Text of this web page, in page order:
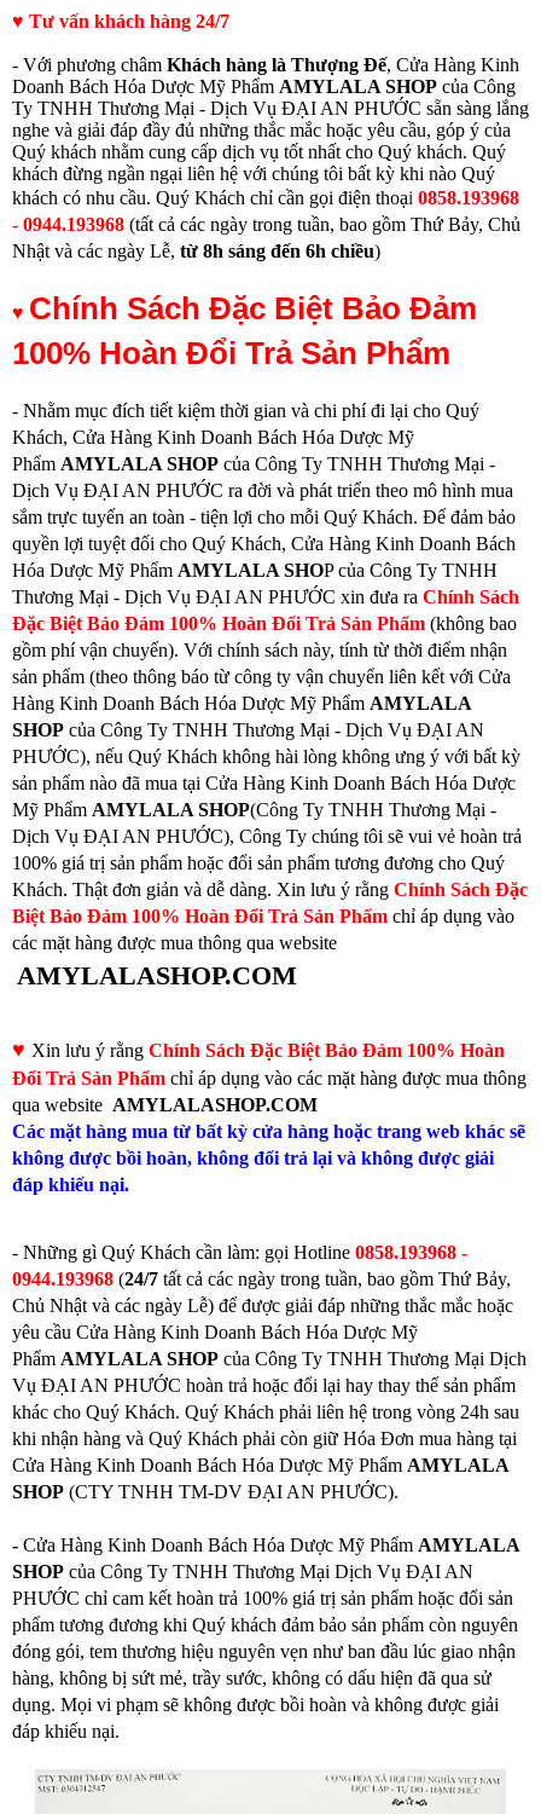
♥ Tư vấn khách hàng 24/7
- Với phương châm Khách hàng là Thượng Đế, Cửa Hàng Kinh
Doanh Bách Hóa Dược Mỹ Phẩm AMYLALA SHOP của Công
Ty TNHH Thương Mại - Dịch Vụ ĐẠI AN PHƯỚC sẵn sàng lắng
nghe và giải đáp đầy đủ những thắc mắc hoặc yêu cầu, góp ý của
Quý khách nhằm cung cấp dịch vụ tốt nhất cho Quý khách. Quý
khách đừng ngần ngại liên hệ với chúng tôi bất kỳ khi nào Quý
khách có nhu cầu. Quý Khách chỉ cần gọi điện thoại 0858.193968
- 0944.193968 (tất cả các ngày trong tuần, bao gồm Thứ Bảy, Chủ
Nhật và các ngày Lễ, từ 8h sáng đến 6h chiều)
♥ Chính Sách Đặc Biệt Bảo Đảm
100% Hoàn Đổi Trả Sản Phẩm
- Nhằm mục đích tiết kiệm thời gian và chi phí đi lại cho Quý
Khách, Cửa Hàng Kinh Doanh Bách Hóa Dược Mỹ
Phẩm AMYLALA SHOP của Công Ty TNHH Thương Mại -
Dịch Vụ ĐẠI AN PHƯỚC ra đời và phát triển theo mô hình mua
sắm trực tuyến an toàn - tiện lợi cho mỗi Quý Khách. Để đảm bảo
quyền lợi tuyệt đối cho Quý Khách, Cửa Hàng Kinh Doanh Bách
Hóa Dược Mỹ Phẩm AMYLALA SHOP của Công Ty TNHH
Thương Mại - Dịch Vụ ĐẠI AN PHƯỚC xin đưa ra Chính Sách
Đặc Biệt Bảo Đảm 100% Hoàn Đổi Trả Sản Phẩm (không bao
gồm phí vận chuyển). Với chính sách này, tính từ thời điểm nhận
sản phẩm (theo thông báo từ công ty vận chuyển liên kết với Cửa
Hàng Kinh Doanh Bách Hóa Dược Mỹ Phẩm AMYLALA
SHOP của Công Ty TNHH Thương Mại - Dịch Vụ ĐẠI AN
PHƯỚC), nếu Quý Khách không hài lòng không ưng ý với bất kỳ
sản phẩm nào đã mua tại Cửa Hàng Kinh Doanh Bách Hóa Dược
Mỹ Phẩm AMYLALA SHOP(Công Ty TNHH Thương Mại -
Dịch Vụ ĐẠI AN PHƯỚC), Công Ty chúng tôi sẽ vui vẻ hoàn trả
100% giá trị sản phẩm hoặc đổi sản phẩm tương đương cho Quý
Khách. Thật đơn giản và dễ dàng. Xin lưu ý rằng Chính Sách Đặc
Biệt Bảo Đảm 100% Hoàn Đổi Trả Sản Phẩm chỉ áp dụng vào
các mặt hàng được mua thông qua website
AMYLALASHOP.COM
♥ Xin lưu ý rằng Chính Sách Đặc Biệt Bảo Đảm 100% Hoàn
Đổi Trả Sản Phẩm chỉ áp dụng vào các mặt hàng được mua thông
qua website AMYLALASHOP.COM
Các mặt hàng mua từ bất kỳ cửa hàng hoặc trang web khác sẽ
không được bồi hoàn, không đổi trả lại và không được giải
đáp khiếu nại.
- Những gì Quý Khách cần làm: gọi Hotline 0858.193968 -
0944.193968 (24/7 tất cả các ngày trong tuần, bao gồm Thứ Bảy,
Chủ Nhật và các ngày Lễ) để được giải đáp những thắc mắc hoặc
yêu cầu Cửa Hàng Kinh Doanh Bách Hóa Dược Mỹ
Phẩm AMYLALA SHOP của Công Ty TNHH Thương Mại Dịch
Vụ ĐẠI AN PHƯỚC hoàn trả hoặc đổi lại hay thay thế sản phẩm
khác cho Quý Khách. Quý Khách phải liên hệ trong vòng 24h sau
khi nhận hàng và Quý Khách phải còn giữ Hóa Đơn mua hàng tại
Cửa Hàng Kinh Doanh Bách Hóa Dược Mỹ Phẩm AMYLALA
SHOP (CTY TNHH TM-DV ĐẠI AN PHƯỚC).
- Cửa Hàng Kinh Doanh Bách Hóa Dược Mỹ Phẩm AMYLALA
SHOP của Công Ty TNHH Thương Mại Dịch Vụ ĐẠI AN
PHƯỚC chỉ cam kết hoàn trả 100% giá trị sản phẩm hoặc đổi sản
phẩm tương đương khi Quý khách đảm bảo sản phẩm còn nguyên
đóng gói, tem thương hiệu nguyên vẹn như ban đầu lúc giao nhận
hàng, không bị sứt mẻ, trầy sước, không có dấu hiện đã qua sử
dụng. Mọi vi phạm sẽ không được bồi hoàn và không được giải
đáp khiếu nại.